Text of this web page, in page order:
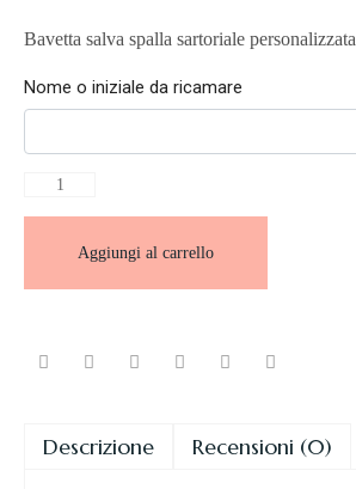
Bavetta salva spalla sartoriale personalizzata
Nome o iniziale da ricamare
Aggiungi al carrello
Descrizione Recensioni (0)